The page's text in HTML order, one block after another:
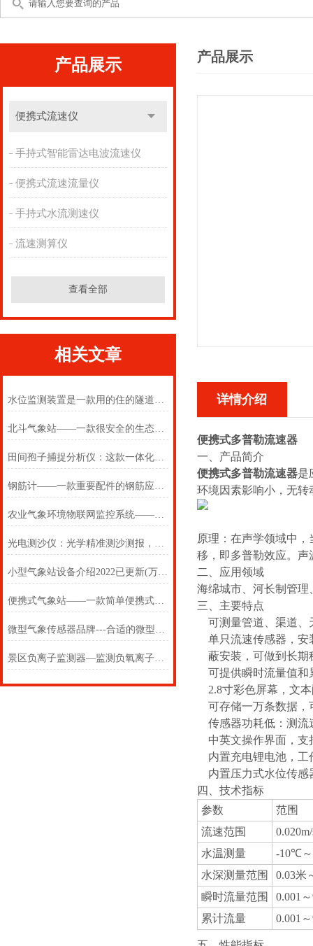
产品展示
便携式流速仪
手持式智能雷达电波流速仪
便携式流速流量仪
手持式水流测速仪
流速测算仪
查看全部
相关文章
水位监测装置是一款用的住的隧道水位监测装置
北斗气象站——一款很安全的生态环境监测站2025(万象推送)
田间孢子捕捉分析仪：这款一体化智能设备，使作物病害防治变先知
钢筋计——一款重要配件的钢筋应力计2025(万象推送)
农业气象环境物联网监控系统——一款蒸蒸日上的农业多功能自动气象监测站
光电测沙仪：光学精准测沙测报，赋能水文泥沙智能监测
小型气象站设备介绍2022已更新(万象/气象)
便携式气象站——一款简单便携式气象仪2024(万象推送)
微型气象传感器品牌---合适的微型气象传感器价格很重要
景区负离子监测器—监测负氧离子的景区负氧离子显示屏2024#（全+国+包+邮）
产品展示
详情介绍
便携式多普勒流速器
一、产品简介
便携式多普勒流速器是
环境因素影响小，无
原理：在声学领域中
移，即多普勒效应。
二、应用领域
海绵城市、河长制管
三、主要特点
可测量管道、渠道、
单只流速传感器，安
蔽安装，可做到长期
可提供瞬时流量值和
2.8寸彩色屏幕，文
可存储一万条数据
传感器功耗低：测
中英文操作界面，
内置充电锂电池，工
内置压力式水位传
四、技术指标
参数
范围
流速范围
水温测量
-10℃
水深测量范围
0.03米
瞬时流量范围
0.001
累计流量
0.001